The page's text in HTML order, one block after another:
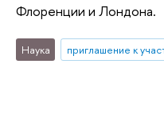
Флоренции и Лондона.
Наука приглашение к